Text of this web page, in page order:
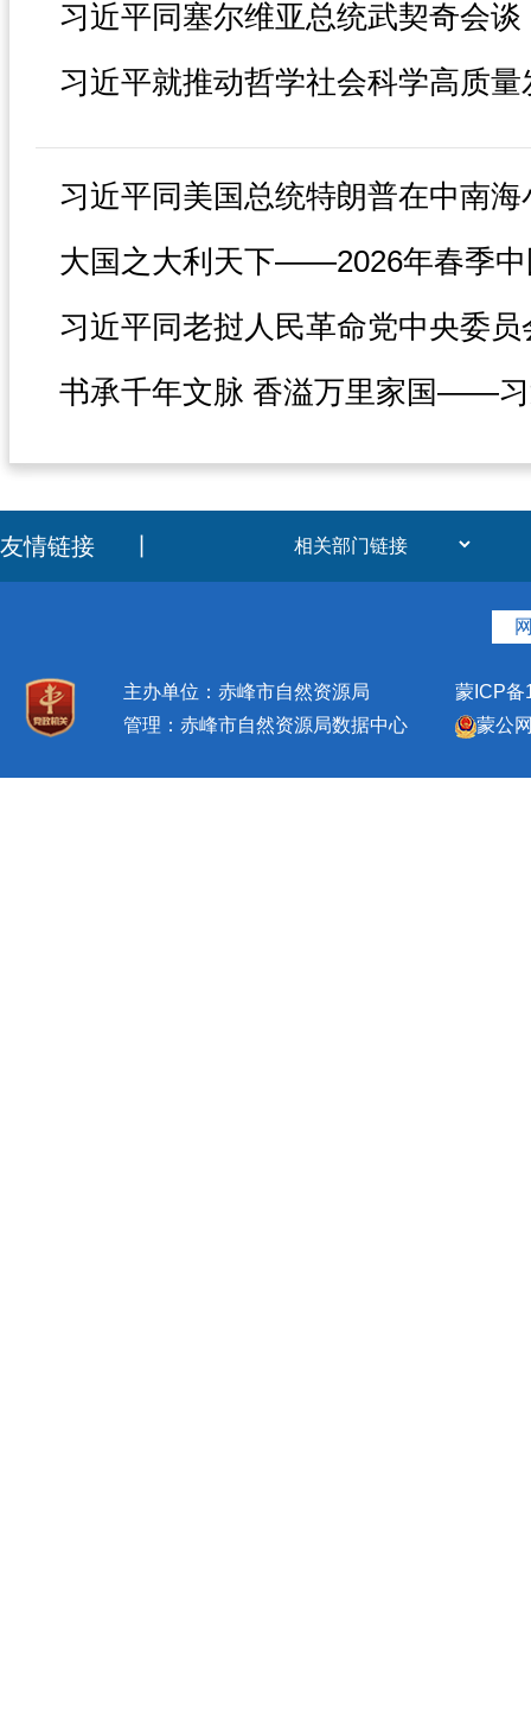
习近平同塞尔维亚总统武契奇会谈
友情链接
主办单位：赤峰市自然资源局
管理：赤峰市自然资源局数据中心
蒙ICP备
蒙公